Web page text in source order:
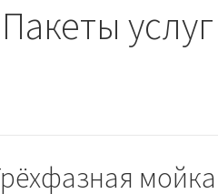
Пакеты услуг
мойка